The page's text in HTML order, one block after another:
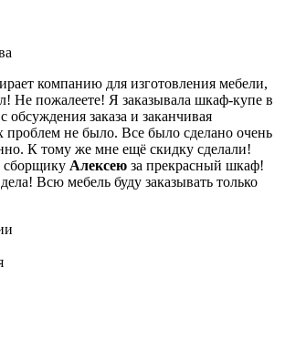
компанию для изготовления мебели,
Не пожалеете! Я заказывала шкаф-купе в
обсуждения заказа и заканчивая
не было. Все было сделано очень
К тому же мне ещё скидку сделали!
сборщику Алексею за прекрасный шкаф!
Всю мебель буду заказывать только